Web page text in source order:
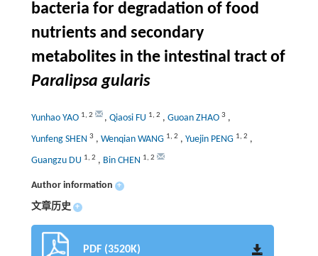
bacteria for degradation of food
nutrients and secondary
metabolites in the intestinal tract of
Paralipsa gularis
Yunhao YAO 1, 2 , Qiaosi FU 1, 2 , Guoan ZHAO 3 ,
Yunfeng SHEN 3 , Wenqian WANG 1, 2 , Yuejin PENG 1, 2 ,
Guangzu DU 1, 2 , Bin CHEN 1, 2
Author information +
文章历史 +
PDF (3520K)